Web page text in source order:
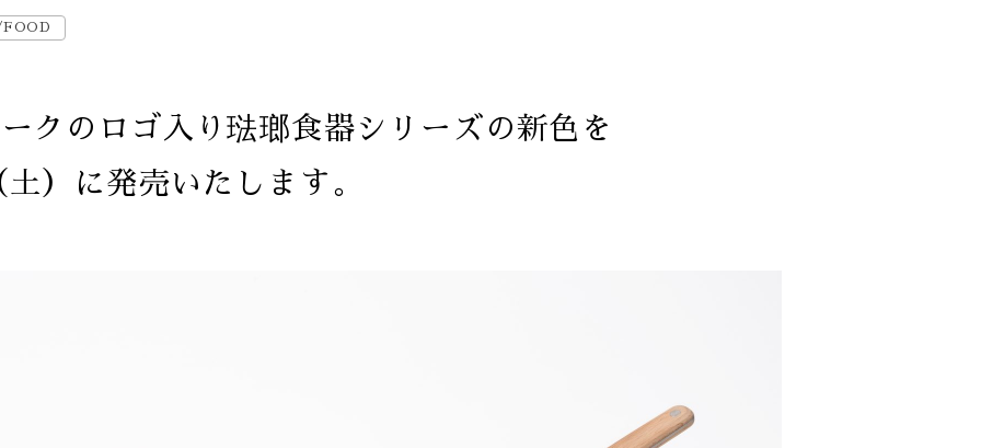
FOOD
クのロゴ入り琺瑯食器シリーズの新色を
）に発売いたします。